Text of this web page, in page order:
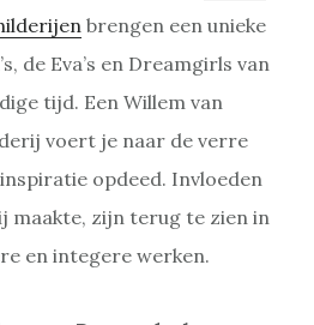
brengen een unieke
de Eva’s en Dreamgirls van
tijd. Een Willem van
voert je naar de verre
opdeed. Invloeden
maakte, zijn terug te zien in
en integere werken.